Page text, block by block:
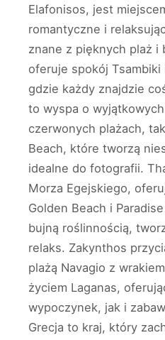
Elafonisos, jest
romantyczne i
znane z pięknych plaż i
oferuje spokój Tsambiki
gdzie każdy znajdzie
to wyspa o
czerwonych plażach,
Beach, które tworzą
idealne do fotografii.
Morza Egejskiego,
Golden Beach i
bujną roślinnością,
relaks. Zakynthos
plażą Navagio z
życiem Laganas,
wypoczynek, jak i
Grecja to kraj, który